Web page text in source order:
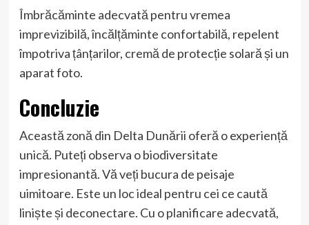
Îmbrăcăminte adecvată pentru vremea
imprevizibilă, încălțăminte confortabilă, repelent
împotriva țânțarilor, cremă de protecție solară și un
aparat foto.
Concluzie
Această zonă din Delta Dunării oferă o experiență
unică. Puteți observa o biodiversitate
impresionantă. Vă veți bucura de peisaje
uimitoare. Este un loc ideal pentru cei ce caută
liniște și deconectare. Cu o planificare adecvată,